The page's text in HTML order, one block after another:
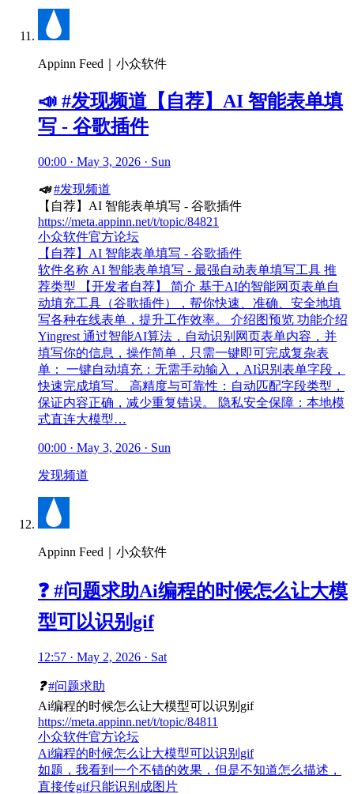
Appinn Feed｜小众软件
📣 #发现频道【自荐】AI 智能表单填
写 - 谷歌插件
00:00 · May 3, 2026 · Sun
📣 #发现频道
【自荐】AI 智能表单填写 - 谷歌插件
https://meta.appinn.net/t/topic/84821
小众软件官方论坛
【自荐】AI 智能表单填写 - 谷歌插件
软件名称 AI 智能表单填写 - 最强自动表单填写工具 推
荐类型 【开发者自荐】 简介 基于AI的智能网页表单自
动填充工具（谷歌插件），帮你快速、准确、安全地填
写各种在线表单，提升工作效率。 介绍图预览 功能介绍
Yingrest 通过智能AI算法，自动识别网页表单内容，并
填写你的信息，操作简单，只需一键即可完成复杂表
单： 一键自动填充：无需手动输入，AI识别表单字段，
快速完成填写。 高精度与可靠性：自动匹配字段类型，
保证内容正确，减少重复错误。 隐私安全保障：本地模
式直连大模型…
00:00 · May 3, 2026 · Sun
发现频道
Appinn Feed｜小众软件
❓ #问题求助Ai编程的时候怎么让大模
型可以识别gif
12:57 · May 2, 2026 · Sat
❓ #问题求助
Ai编程的时候怎么让大模型可以识别gif
https://meta.appinn.net/t/topic/84811
小众软件官方论坛
Ai编程的时候怎么让大模型可以识别gif
如题，我看到一个不错的效果，但是不知道怎么描述，
直接传gif只能识别成图片